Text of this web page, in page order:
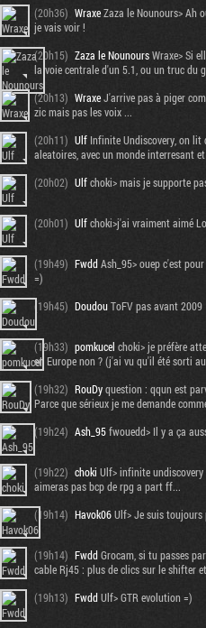
(20h36) WraxeZaza le Nounours> Ah
je vais voir !
(20h15) Zaza le NounoursWraxe> Si
la voie centrale d'un 5.1, ou un truc du
(20h13) WraxeJ'arrive pas à piger
zic mais pas les voix ...
(20h11) Ulf Infinite Undiscovery, on lit
aleatoires, avec un monde interresant
(20h02) Ulfchoki> mais je supporte
(20h01) Ulfchoki>j'ai vraiment aimé
(19h49) FwddAsh_95> ouep c'est
=)
(19h45) DoudouToFV pas avant 2009
(19h33) pomkucel choki> je préfère
en Europe non ? (j'ai vu qu'il été sorti
(19h32) RouDyquestion : qqun est
Parce que sérieux je me demande
(19h24) Ash_95fwouedd> Il y a ça
(19h22) choki Ulf> infinite
aimeras pas bcp de rpg a part ff...
(19h14) Havok06Ulf> Je suis toujours
(19h14) FwddGrocam, si tu passes
cable Rj45 : plus de clics sur le shifter
(19h13) FwddUlf> GTR evolution =)